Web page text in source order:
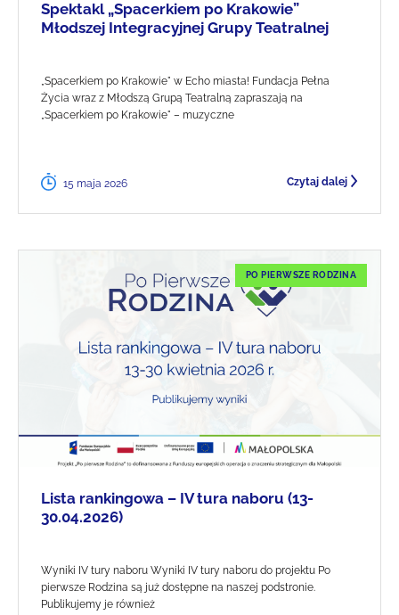
Spektakl „Spacerkiem po Krakowie”
Młodszej Integracyjnej Grupy Teatralnej
„Spacerkiem po Krakowie" w Echo miasta! Fundacja Pełna
Życia wraz z Młodszą Grupą Teatralną zapraszają na
„Spacerkiem po Krakowie" – muzyczne
15 maja 2026 Czytaj dalej
PO PIERWSZE RODZINA
Lista rankingowa – IV tura naboru (13-
30.04.2026)
Wyniki IV tury naboru Wyniki IV tury naboru do projektu Po
pierwsze Rodzina są już dostępne na naszej podstronie.
Publikujemy je również